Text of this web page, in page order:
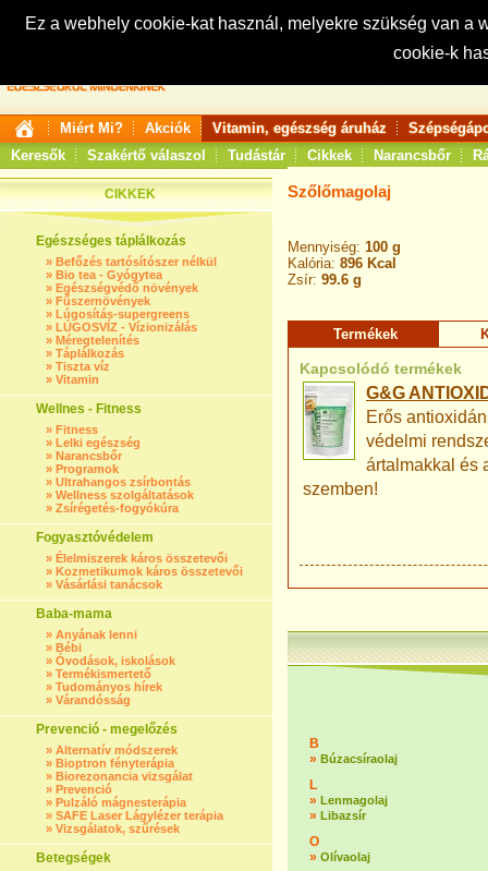
Ez a webhely cookie-kat használ, melyekre szükség van
cookie-k
Keresés:
Miért Mi? Akciók Vitamin, egészség áruház
Keresők
Szakértő válaszol Tudástár Cikkek Narancsbőr
CIKKEK
Egészséges táplálkozás
» Befőzés tartósítószer nélkül
» Bio tea - Gyógytea
» Egészségvédő növények
» Fűszernövények
» Lúgosítás-supergreens
» LÚGOSVÍZ - Vízionizálás
» Méregtelenítés
» Táplálkozás
» Tiszta víz
» Vitamin
Wellnes - Fitness
» Fitness
» Lelki egészség
» Narancsbőr
» Programok
» Ultrahangos zsírbontás
» Wellness szolgáltatások
» Zsírégetés-fogyókúra
Fogyasztóvédelem
» Élelmiszerek káros összetevői
» Kozmetikumok káros összetevői
» Vásárlási tanácsok
Baba-mama
» Anyának lenni
» Bébi
» Óvodások, iskolások
» Termékismertető
» Tudományos hírek
» Várandósság
Prevenció - megelőzés
» Alternatív módszerek
» Bioptron fényterápia
» Biorezonancia vizsgálat
» Prevenció
» Pulzáló mágnesterápia
» SAFE Laser Lágylézer terápia
» Vizsgálatok, szűrések
Betegségek
Szőlőmagolaj
Mennyiség: 100 g
Kalória: 896 Kcal
Zsír: 99.6 g
Termékek
Kapcsolódó termékek
G&G
Erős
védelmi
ártalmakkal és
szemben!
B
» Búzacsíraolaj
L
» Lenmagolaj
» Libazsír
O
» Olívaolaj